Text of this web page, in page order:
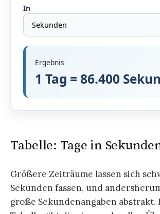
In
Ergebnis
1 Tag = 86.400
Tabelle: Tage in
Größere Zeiträume lassen sich
Sekunden fassen, und
große Sekundenangaben abstrakt.